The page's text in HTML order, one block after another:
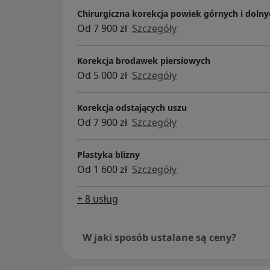
Chirurgiczna korekcja powiek górnych i
Od 7 900 zł Szczegóły
Korekcja brodawek piersiowych
Od 5 000 zł Szczegóły
Korekcja odstających uszu
Od 7 900 zł Szczegóły
Plastyka blizny
Od 1 600 zł Szczegóły
+ 8 usług
W jaki sposób ustalane są ceny?